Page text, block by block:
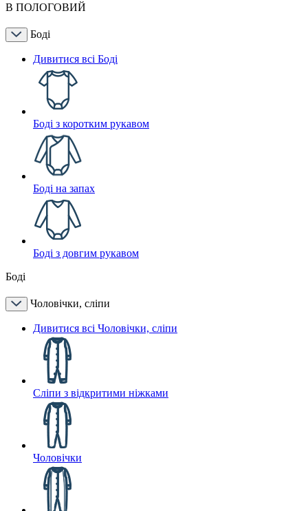
В ПОЛОГОВИЙ
Боді
Дивитися всі Боді
Боді з коротким рукавом
Боді на запах
Боді з довгим рукавом
Боді
Чоловічки, сліпи
Дивитися всі Чоловічки, сліпи
Сліпи з відкритими ніжками
Чоловічки